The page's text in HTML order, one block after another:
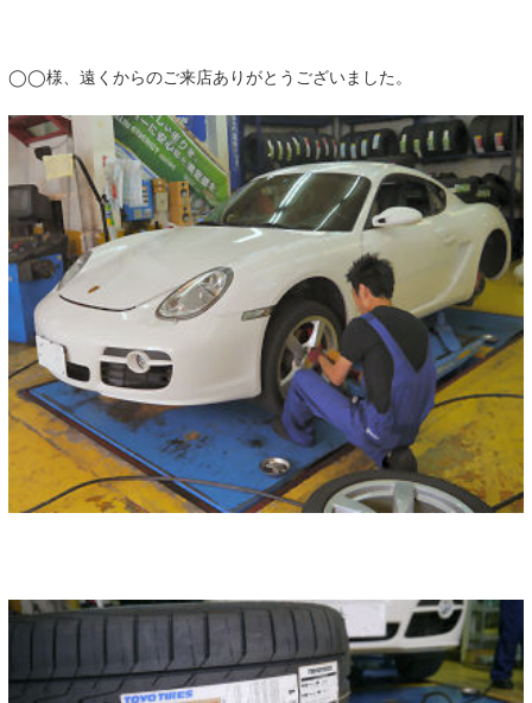
◯◯様、遠くからのご来店ありがとうございました。